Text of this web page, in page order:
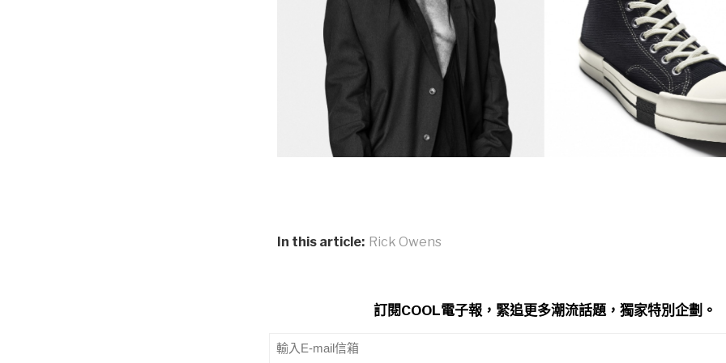
In this article: Rick Owens
訂閱COOL電子報，緊追更多潮流話題，獨家特別企劃。